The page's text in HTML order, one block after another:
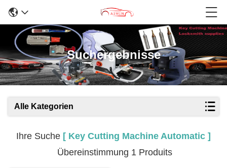
Suchergebnisse
Alle Kategorien
Ihre Suche [ Key Cutting Machine Automatic ]
Übereinstimmung 1 Produits